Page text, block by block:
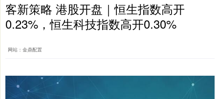
客新策略 港股开盘｜恒生指数高开
0.23%，恒生科技指数高开0.30%
网站：金鼎配置